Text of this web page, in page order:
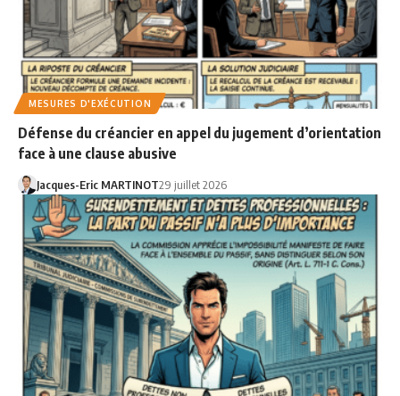
MESURES D'EXÉCUTION
Défense du créancier en appel du jugement d’orientation
face à une clause abusive
Jacques-Eric MARTINOT29 juillet 2026